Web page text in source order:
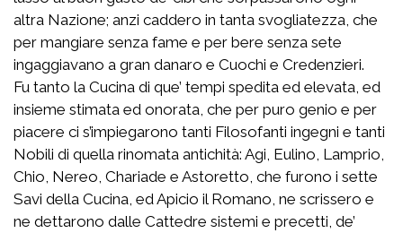
altra Nazione; anzi caddero in tanta svogliatezza, che
per mangiare senza fame e per bere senza sete
ingaggiavano a gran danaro e Cuochi e Credenzieri.
Fu tanto la Cucina di que’ tempi spedita ed elevata, ed
insieme stimata ed onorata, che per puro genio e per
piacere ci s’impiegarono tanti Filosofanti ingegni e tanti
Nobili di quella rinomata antichità: Agi, Eulino, Lamprio,
Chio, Nereo, Chariade e Astoretto, che furono i sette
Savi della Cucina, ed Apicio il Romano, ne scrissero e
ne dettarono dalle Cattedre sistemi e precetti, de’